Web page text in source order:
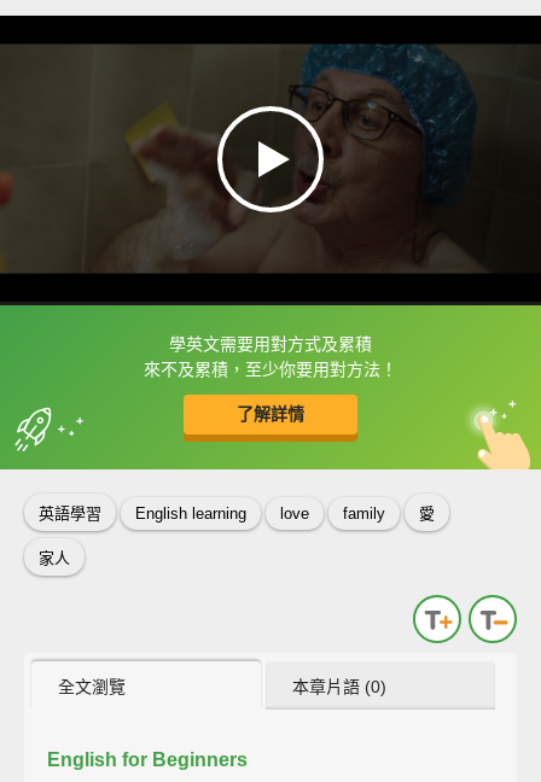
學英文需要用對方式及累積
來不及累積，至少你要用對方法！
了解詳情
框選或點兩下字幕可以直接查字典喔！
收錄佳句 中
英
英語學習 English learning love family 愛
家人
全文瀏覽 本章片語 (0)
English for Beginners